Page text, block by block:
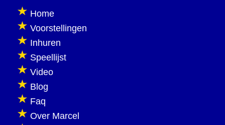
Home
Voorstellingen
Inhuren
Speellijst
Video
Blog
Faq
Over Marcel